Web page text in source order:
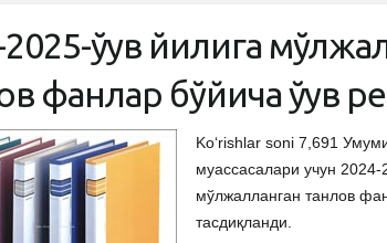
ўқув йилига
фанлар бўйича ўқув
Ko‘rishlar soni 7,691
муассасалари учун 2024-
мўлжалланган танлов
тасдиқланди.